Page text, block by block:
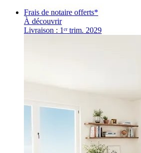
Frais de notaire offerts*
À découvrir
Livraison : 1ᵉʳ trim. 2029